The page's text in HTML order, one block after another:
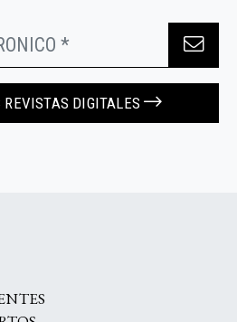
REVISTAS DIGITALES